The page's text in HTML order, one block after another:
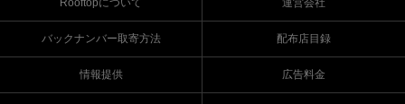
バックナンバー取寄方法 配布店目録
情報提供 広告料金